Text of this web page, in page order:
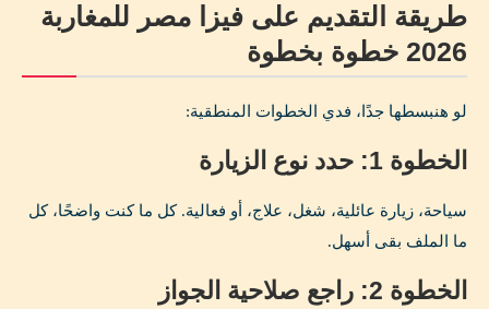
طريقة التقديم على فيزا مصر للمغاربة
2026 خطوة بخطوة
لو هنبسطها جدًا، فدي الخطوات المنطقية:
الخطوة 1: حدد نوع الزيارة
سياحة، زيارة عائلية، شغل، علاج، أو فعالية. كل ما كنت واضحًا، كل
ما الملف بقى أسهل.
الخطوة 2: راجع صلاحية الجواز